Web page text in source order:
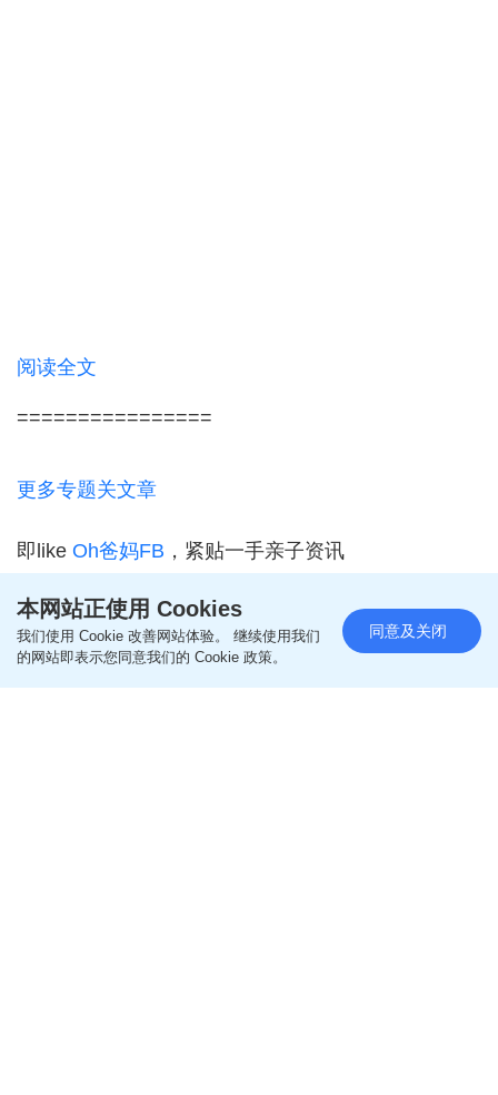
阅读全文
================
更多专题关文章
即like Oh爸妈FB ，紧贴一手亲子资讯
即followOhpama IG
本网站正使用 Cookies
我们使用 Cookie 改善网站体验。 继续使用我们
的网站即表示您同意我们的 Cookie 政策。
同意及关闭